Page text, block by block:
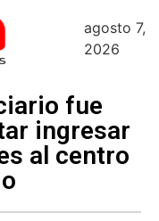
agosto 7,
2026
fue
ingresar
al centro